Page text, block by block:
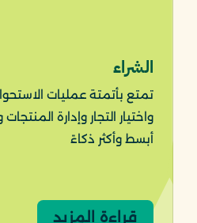
الشراء
تمتع بأتمتة عمليات
واختيار التجار وإدارة
أبسط وأكثر ذكاءً
قراءة المزيد